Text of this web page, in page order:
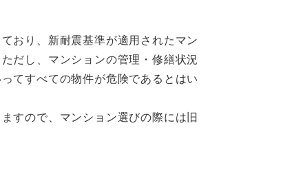
おり、新耐震基準が適用されたマン
だし、マンションの管理・修繕状況
てすべての物件が危険であるとはい
すので、マンション選びの際には旧